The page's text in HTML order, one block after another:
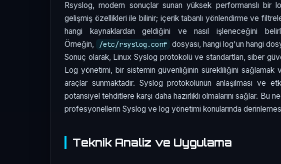
Rsyslog, modern sonuçlar sunan yüksek performanslı bir
gelişmiş özellikleri ile bilinir; içerik tabanlı yönlendirme ve
hangi kaynaklardan geldiğini ve nasıl işleneceğini
Örneğin,
/etc/rsyslog.conf dosyası, hangi log'un hangi
Sonuç olarak, Linux Syslog protokolü ve standartları, siber
Log yönetimi, bir sistemin güvenliğinin sürekliliğini sağlamak
araçlar sunmaktadır. Syslog protokolünün anlaşılması ve
potansiyel tehditlere karşı daha hazırlıklı olmalarını sağlar. Bu
profesyonellerin Syslog ve log yönetimi konularında
Teknik Analiz ve Uygulama